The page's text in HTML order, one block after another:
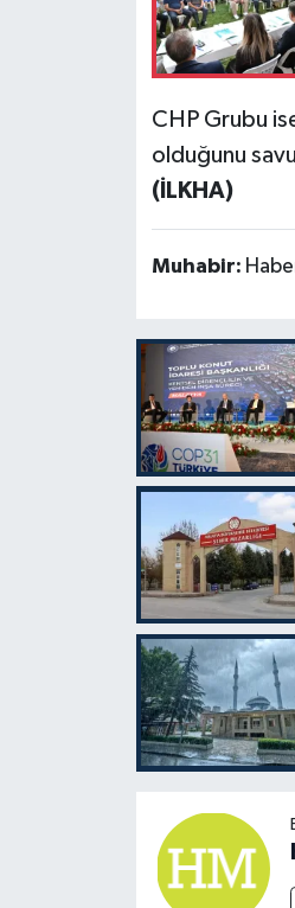
CHP Grubu
olduğunu
(İLKHA)
Muhabir: